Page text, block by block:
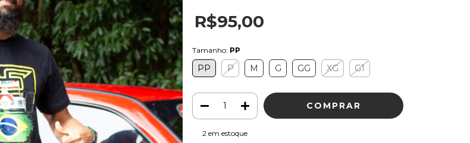
R$95,00
Tamanho: PP
PP P M G GG XG G1
2 em estoque